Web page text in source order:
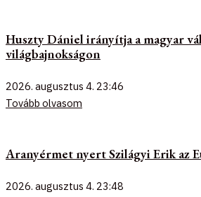
Huszty Dániel irányítja a magyar
világbajnokságon
2026. augusztus 4. 23:46
Tovább olvasom
Aranyérmet nyert Szilágyi Erik az
2026. augusztus 4. 23:48